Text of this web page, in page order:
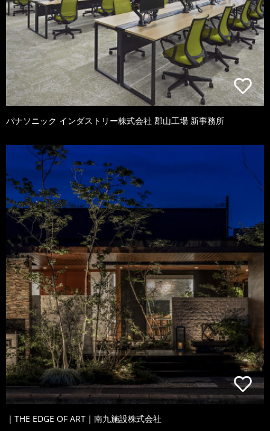
パナソニック インダストリー株式会社 郡山工場 新事務所
｜THE EDGE OF ART｜南九施設株式会社